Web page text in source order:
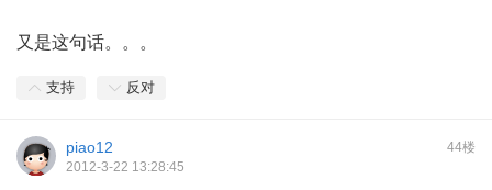
又是这句话。。。
支持 反对
44楼
piao12
2012-3-22 13:28:45